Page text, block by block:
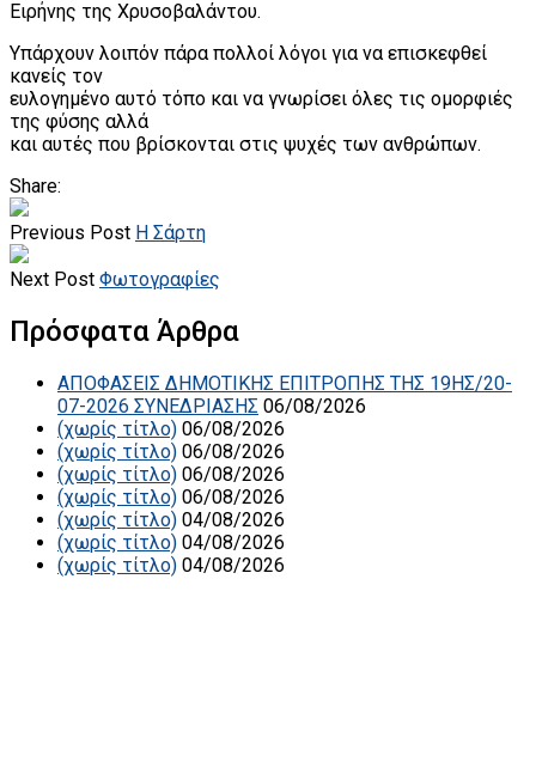
Ειρήνης της Χρυσοβαλάντου.
Υπάρχουν λοιπόν πάρα πολλοί λόγοι για να επισκεφθεί
κανείς τον
ευλογημένο αυτό τόπο και να γνωρίσει όλες τις ομορφιές
της φύσης αλλά
και αυτές που βρίσκονται στις ψυχές των ανθρώπων.
Share:
Previous Post Η Σάρτη
Next Post Φωτογραφίες
Πρόσφατα Άρθρα
ΑΠΟΦΑΣΕΙΣ ΔΗΜΟΤΙΚΗΣ ΕΠΙΤΡΟΠΗΣ ΤΗΣ 19ΗΣ/20-
07-2026 ΣΥΝΕΔΡΙΑΣΗΣ 06/08/2026
(χωρίς τίτλο) 06/08/2026
(χωρίς τίτλο) 06/08/2026
(χωρίς τίτλο) 06/08/2026
(χωρίς τίτλο) 06/08/2026
(χωρίς τίτλο) 04/08/2026
(χωρίς τίτλο) 04/08/2026
(χωρίς τίτλο) 04/08/2026